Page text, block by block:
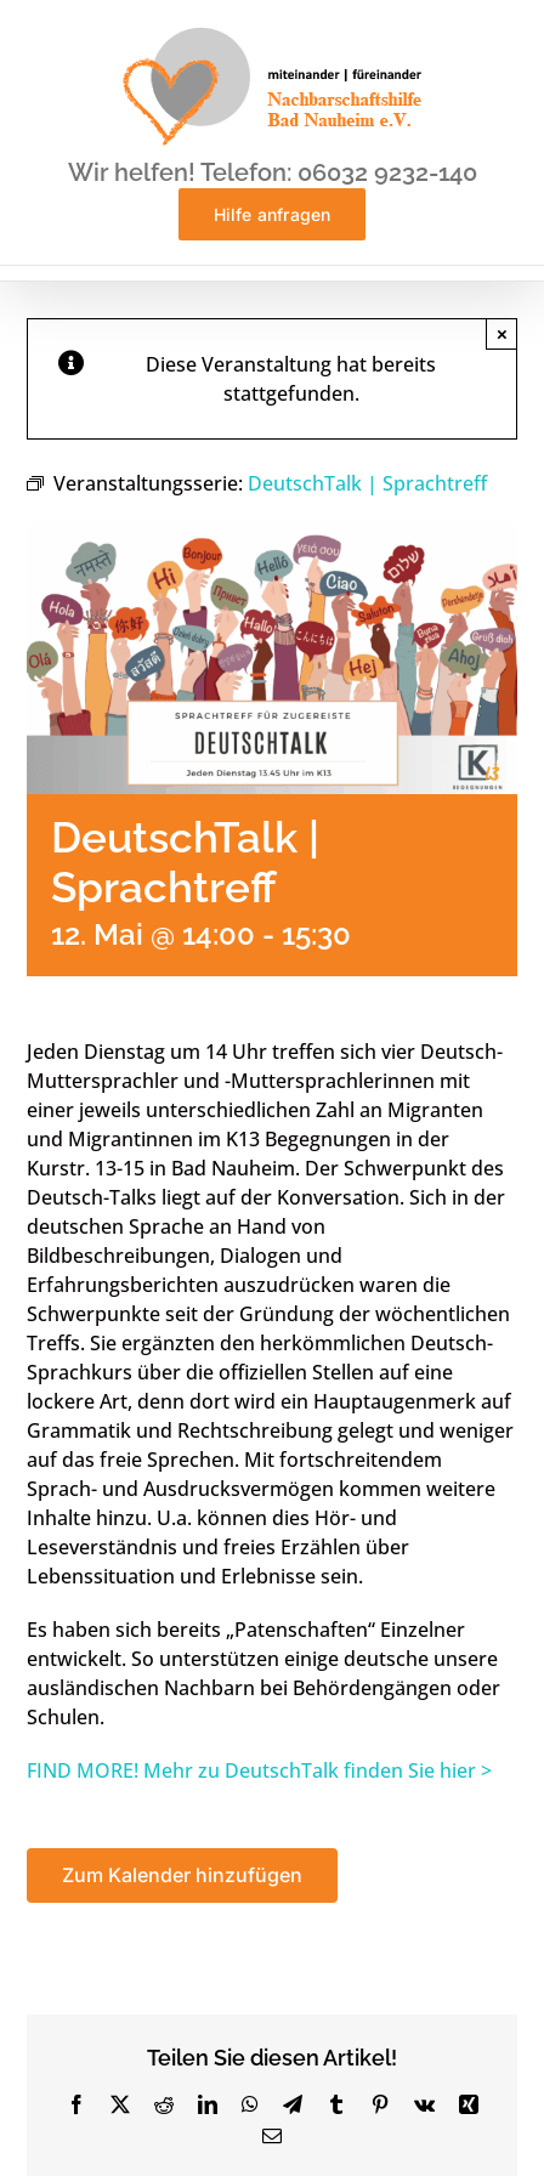
Wir helfen! Telefon: 06032 9232-140
Hilfe anfragen
Diese Veranstaltung hat bereits
stattgefunden.
×
Veranstaltungsserie: DeutschTalk | Sprachtreff
DeutschTalk |
Sprachtreff
12. Mai @ 14:00 - 15:30
Jeden Dienstag um 14 Uhr treffen sich vier Deutsch-
Muttersprachler und -Muttersprachlerinnen mit
einer jeweils unterschiedlichen Zahl an Migranten
und Migrantinnen im K13 Begegnungen in der
Kurstr. 13-15 in Bad Nauheim. Der Schwerpunkt des
Deutsch-Talks liegt auf der Konversation. Sich in der
deutschen Sprache an Hand von
Bildbeschreibungen, Dialogen und
Erfahrungsberichten auszudrücken waren die
Schwerpunkte seit der Gründung der wöchentlichen
Treffs. Sie ergänzten den herkömmlichen Deutsch-
Sprachkurs über die offiziellen Stellen auf eine
lockere Art, denn dort wird ein Hauptaugenmerk auf
Grammatik und Rechtschreibung gelegt und weniger
auf das freie Sprechen. Mit fortschreitendem
Sprach- und Ausdrucksvermögen kommen weitere
Inhalte hinzu. U.a. können dies Hör- und
Leseverständnis und freies Erzählen über
Lebenssituation und Erlebnisse sein.
Es haben sich bereits „Patenschaften“ Einzelner
entwickelt. So unterstützen einige deutsche unsere
ausländischen Nachbarn bei Behördengängen oder
Schulen.
FIND MORE! Mehr zu DeutschTalk finden Sie hier >
Zum Kalender hinzufügen
Teilen Sie diesen Artikel!
Facebook
X RedditLinkedInWhatsApp
TelegramTumblrPinterest
Vk
Xing
Email